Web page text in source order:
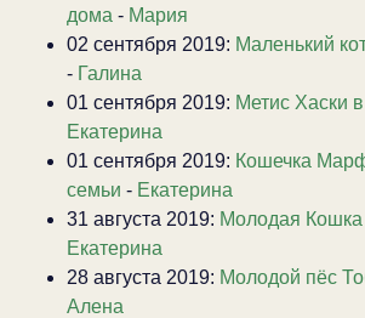
дома - Мария
02 сентября 2019: Маленький
- Галина
01 сентября 2019: Метис Хаски
Екатерина
01 сентября 2019: Кошечка
семьи - Екатерина
31 августа 2019: Молодая
Екатерина
28 августа 2019: Молодой пёс
Алена